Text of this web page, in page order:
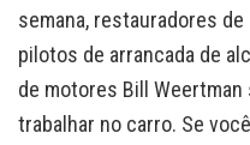
semana, restauradores
pilotos de arrancada de
de motores Bill Weertman
trabalhar no carro. Se